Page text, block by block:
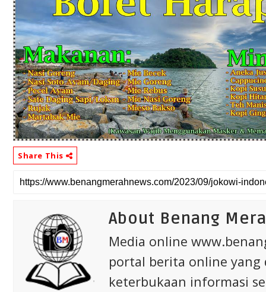
Share This
About Benang
Media online
portal berita online
keterbukaan informasi